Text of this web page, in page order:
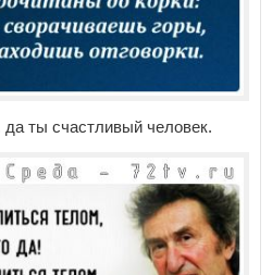
да ты счастливый человек.